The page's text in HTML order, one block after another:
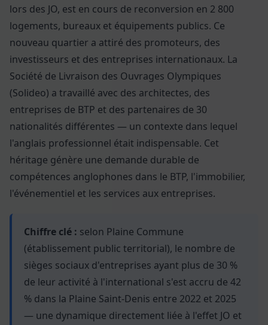
lors des JO, est en cours de reconversion en 2 800
logements, bureaux et équipements publics. Ce
nouveau quartier a attiré des promoteurs, des
investisseurs et des entreprises internationaux. La
Société de Livraison des Ouvrages Olympiques
(Solideo) a travaillé avec des architectes, des
entreprises de BTP et des partenaires de 30
nationalités différentes — un contexte dans lequel
l'anglais professionnel était indispensable. Cet
héritage génère une demande durable de
compétences anglophones dans le BTP, l'immobilier,
l'événementiel et les services aux entreprises.
Chiffre clé : selon Plaine Commune
(établissement public territorial), le nombre de
sièges sociaux d'entreprises ayant plus de 30 %
de leur activité à l'international s'est accru de 42
% dans la Plaine Saint-Denis entre 2022 et 2025
— une dynamique directement liée à l'effet JO et